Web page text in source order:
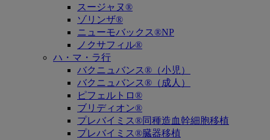
スージャヌ®
ゾリンザ®
ニューモバックス®NP
ノクサフィル®
ハ・マ・ラ行
バクニュバンス®（小児）
バクニュバンス®（成人）
ピフェルトロ®
ブリディオン®
プレバイミス®同種造血幹細胞移植
プレバイミス®臓器移植